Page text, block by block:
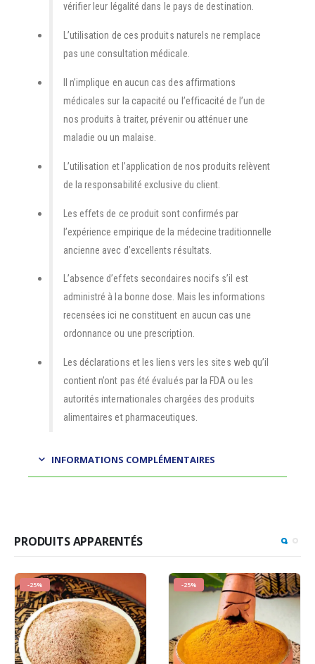
vérifier leur légalité dans le pays de destination.
L’utilisation de ces produits naturels ne remplace
pas une consultation médicale.
Il n’implique en aucun cas des affirmations
médicales sur la capacité ou l’efficacité de l’un de
nos produits à traiter, prévenir ou atténuer une
maladie ou un malaise.
L’utilisation et l’application de nos produits relèvent
de la responsabilité exclusive du client.
Les effets de ce produit sont confirmés par
l’expérience empirique de la médecine traditionnelle
ancienne avec d’excellents résultats.
L’absence d’effets secondaires nocifs s’il est
administré à la bonne dose. Mais les informations
recensées ici ne constituent en aucun cas une
ordonnance ou une prescription.
Les déclarations et les liens vers les sites web qu’il
contient n’ont pas été évalués par la FDA ou les
autorités internationales chargées des produits
alimentaires et pharmaceutiques.
INFORMATIONS COMPLÉMENTAIRES
PRODUITS APPARENTÉS
-25% -25%